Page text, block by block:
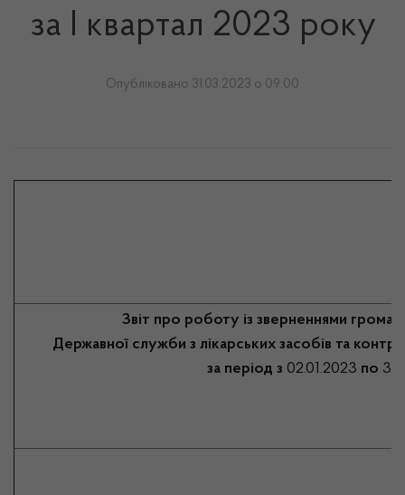
за І квартал 2023 року
Опубліковано 31.03.2023 о 09:00
Звіт про роботу із зверненнями
Державної служби з лікарських засобів та
за період з 02.01.2023 по